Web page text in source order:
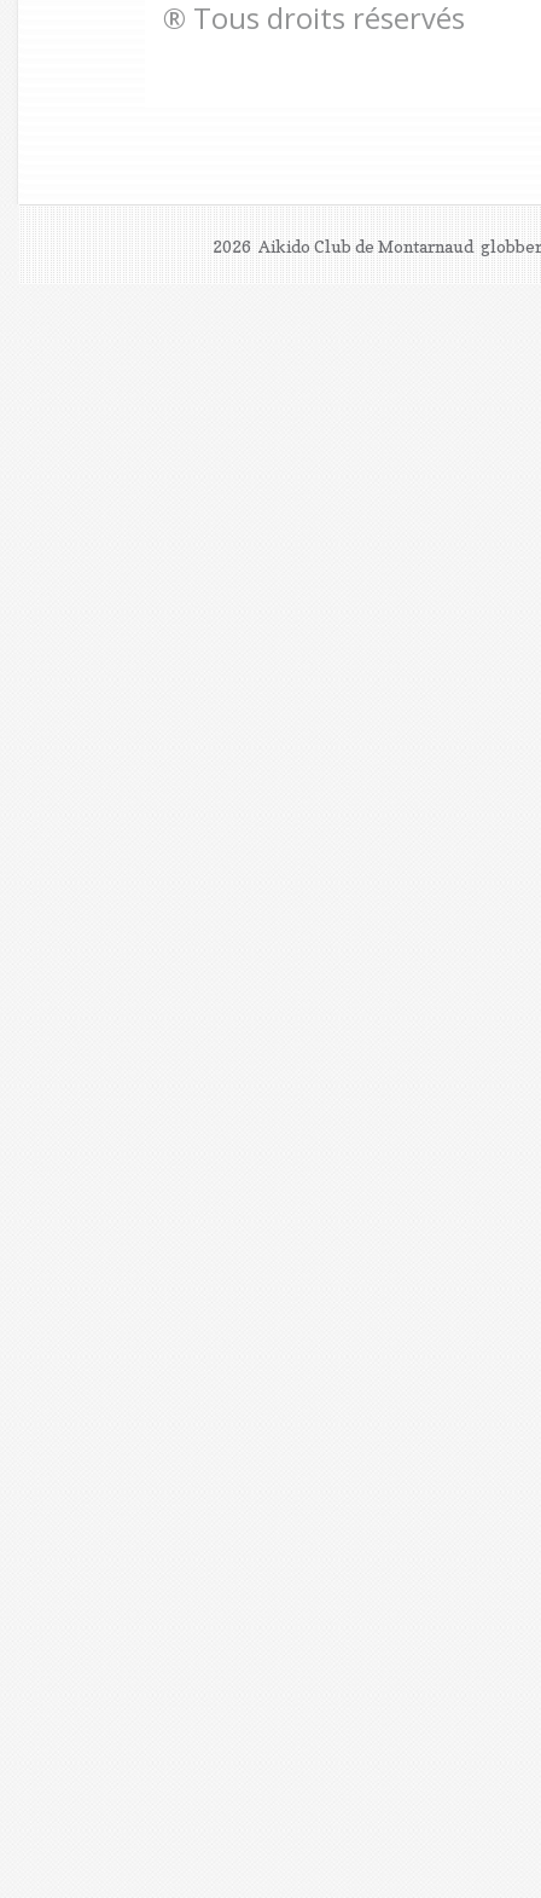
® Tous droits réservés
2026 Aikido Club de Montarnaud